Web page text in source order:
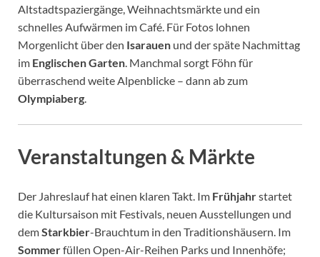
Altstadtspaziergänge, Weihnachtsmärkte und ein
schnelles Aufwärmen im Café. Für Fotos lohnen
Morgenlicht über den Isarauen und der späte Nachmittag
im Englischen Garten. Manchmal sorgt Föhn für
überraschend weite Alpenblicke – dann ab zum
Olympiaberg.
Veranstaltungen & Märkte
Der Jahreslauf hat einen klaren Takt. Im Frühjahrstartet
die Kultursaison mit Festivals, neuen Ausstellungen und
demStarkbier-Brauchtum in den Traditionshäusern. Im
Sommerfüllen Open-Air-Reihen Parks und Innenhöfe;